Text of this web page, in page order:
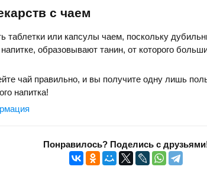
с чаем
таблетки или капсулы чаем, поскольку
образовывают танин, от которого
чай правильно, и вы получите одну лишь
напитка!
Понравилось? Поделись с